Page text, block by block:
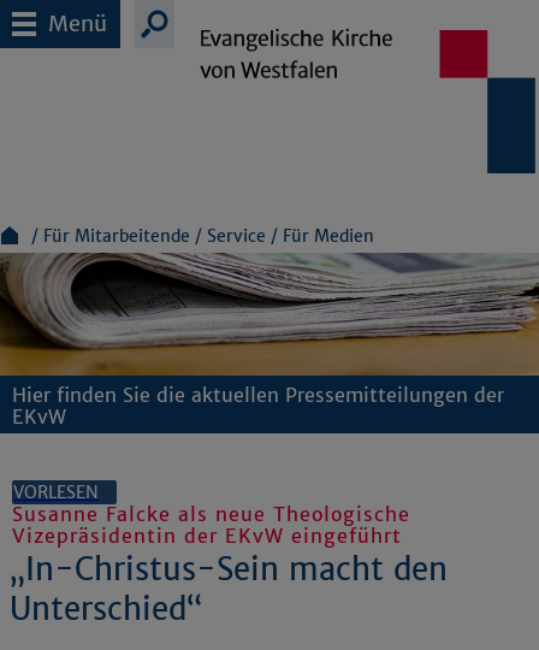
Menü
Für Mitarbeitende Service Für Medien
Hier finden Sie die aktuellen Pressemitteilungen der
EKvW
VORLESEN
Susanne Falcke als neue Theologische
Vizepräsidentin der EKvW eingeführt
„In-Christus-Sein macht den
Unterschied“